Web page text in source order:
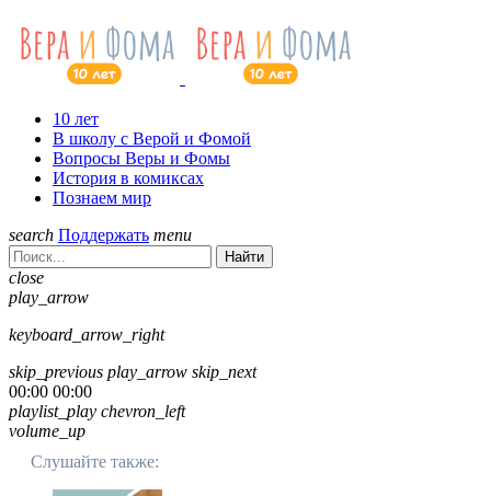
10 лет
В школу с Верой и Фомой
Вопросы Веры и Фомы
История в комиксах
Познаем мир
search Поддержать menu
Найти
close
play_arrow
keyboard_arrow_right
skip_previous play_arrow skip_next
00:00 00:00
playlist_play chevron_left
volume_up
Слушайте также: